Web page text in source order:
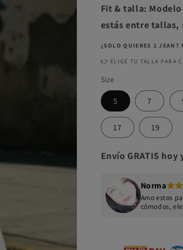
Fit & talla: Modelo
estás entre tallas,
¿SOLO QUIERES 1 JEAN?
👉 ELIGE TU TALLA PARA
Size
5 7
17 19
Envío GRATIS hoy
Norma
Amo estos
cómodos,